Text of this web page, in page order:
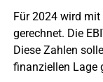
Für 2024 wird
gerechnet. Die
Diese Zahlen
finanziellen Lage